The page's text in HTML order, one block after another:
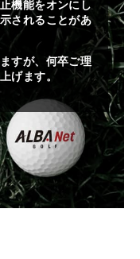
機能をオンにし
されることがあ
すが、何卒ご理
げます。